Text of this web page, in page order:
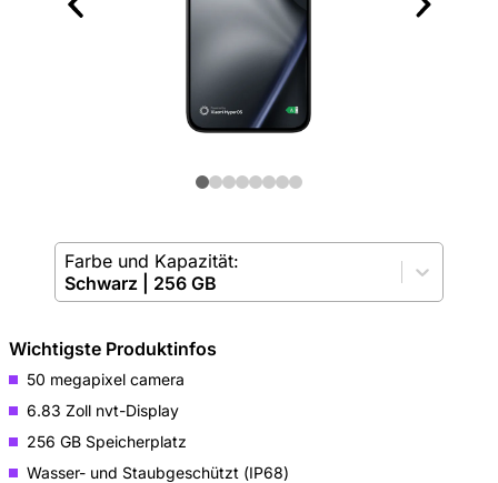
Farbe und Kapazität:
Schwarz
256 GB
Wichtigste Produktinfos
50 megapixel camera
6.83 Zoll nvt-Display
256 GB Speicherplatz
Wasser- und Staubgeschützt (IP68)